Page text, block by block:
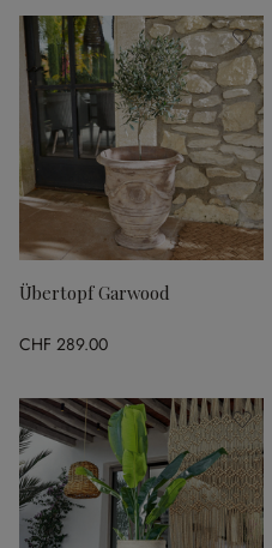
Übertopf Garwood
CHF 289.00